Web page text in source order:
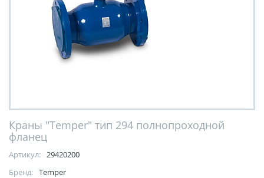
Краны "Temper" тип 294 полнопроходной
фланец
Артикул: 29420200
Бренд: Temper